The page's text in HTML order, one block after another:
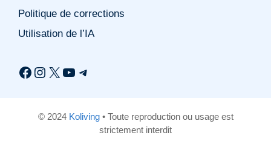
Politique de corrections
Utilisation de l’IA
Facebook
Instagram
X YouTube
Telegram
© 2024 Koliving• Toute reproduction ou usage est
strictement interdit